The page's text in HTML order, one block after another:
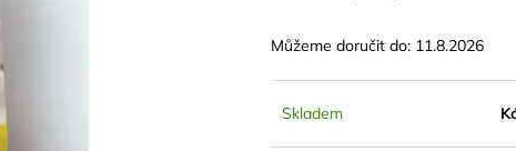
Můžeme doručit do: 11.8.2026
Skladem
SUŠÍCÍ SÍŤ FAIRNET ZIP - SE ZIPEM
BOVEDA 62%